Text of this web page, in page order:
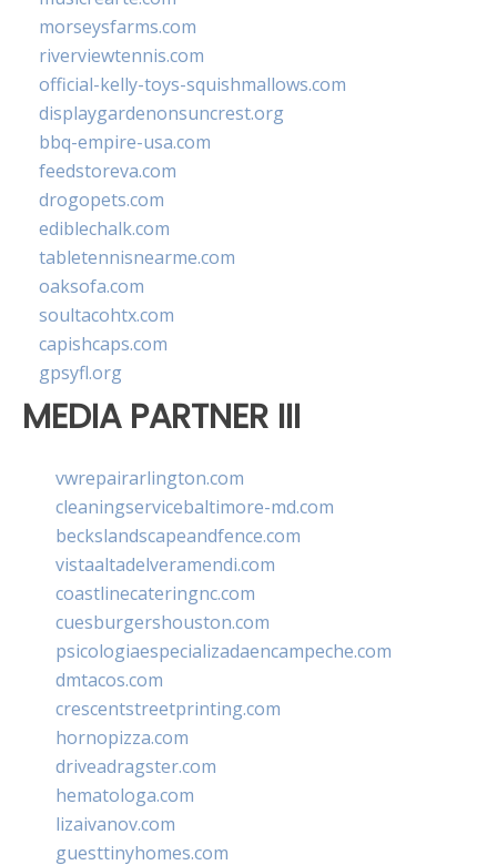
morseysfarms.com
riverviewtennis.com
official-kelly-toys-squishmallows.com
displaygardenonsuncrest.org
bbq-empire-usa.com
feedstoreva.com
drogopets.com
ediblechalk.com
tabletennisnearme.com
oaksofa.com
soultacohtx.com
capishcaps.com
gpsyfl.org
MEDIA PARTNER III
vwrepairarlington.com
cleaningservicebaltimore-md.com
beckslandscapeandfence.com
vistaaltadelveramendi.com
coastlinecateringnc.com
cuesburgershouston.com
psicologiaespecializadaencampeche.com
dmtacos.com
crescentstreetprinting.com
hornopizza.com
driveadragster.com
hematologa.com
lizaivanov.com
guesttinyhomes.com